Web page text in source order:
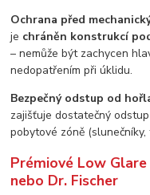
Ochrana před
je chráněn konstrukcí
– nemůže být zachycen
nedopatřením při úklidu.
Bezpečný odstup od
zajišťuje dostatečný
pobytové zóně
Prémiové Low
nebo Dr. Fischer